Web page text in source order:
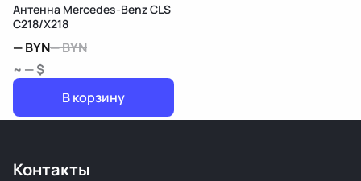
Антенна Mercedes-Benz CLS
C218/X218
—BYN—BYN
~ — $
В корзину
Контакты